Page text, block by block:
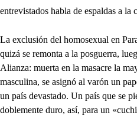
entrevistados habla de espaldas a la
La exclusión del homosexual en
quizá se remonta a la posguerra,
Alianza: muerta en la masacre la
masculina, se asignó al varón un
un país devastado. Un país que se
doblemente duro, así, para un